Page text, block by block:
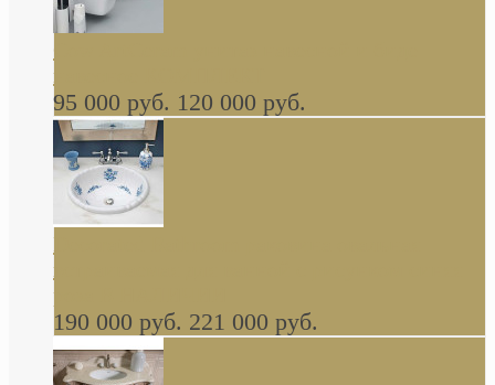
навесное КОМПЛЕКТ
95 000 руб. 120 000 руб.
Decorated Bathroom раковина овальная
встраиваемая для ванной с рисунком синяя
роза В НАЛИЧИИ
190 000 руб. 221 000 руб.